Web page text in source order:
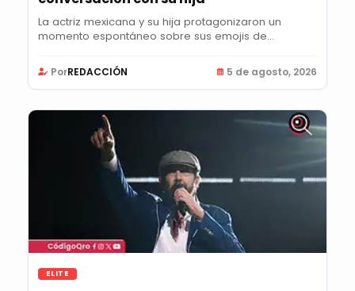
La actriz mexicana y su hija protagonizaron un
momento espontáneo sobre sus emojis de
PorREDACCIÓN 5 de agosto, 2026
ELITE